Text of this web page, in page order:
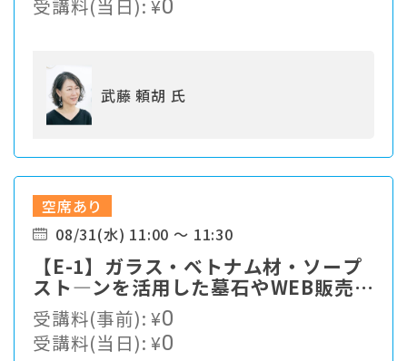
受講料(当日):¥0
武藤 頼胡 氏
空席あり
08/31(水) 11:00 ～ 11:30
【E-1】ガラス・ベトナム材・ソープ
スト―ンを活用した墓石やWEB販売出
来るグッズの紹介。
受講料(事前):¥0
受講料(当日):¥0